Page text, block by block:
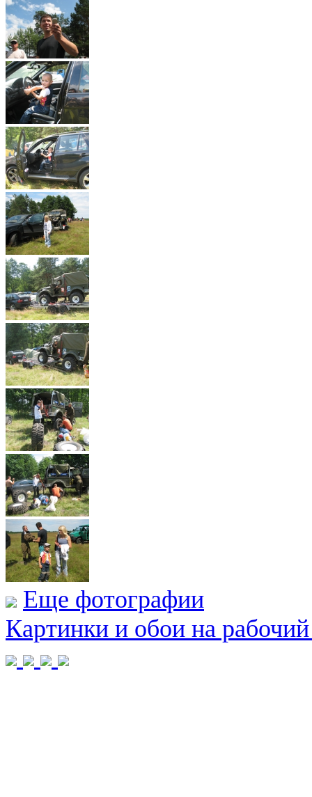
Еще фотографии
Картинки и обои на